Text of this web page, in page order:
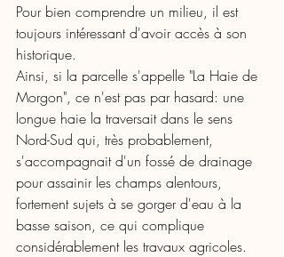
Pour bien comprendre un milieu, il est
toujours intéressant d'avoir accès à son
historique.
Ainsi, si la parcelle s'appelle "La Haie de
Morgon", ce n'est pas par hasard: une
longue haie la traversait dans le sens
Nord-Sud qui, très probablement,
s'accompagnait d'un fossé de drainage
pour assainir les champs alentours,
fortement sujets à se gorger d'eau à la
basse saison, ce qui complique
considérablement les travaux agricoles.